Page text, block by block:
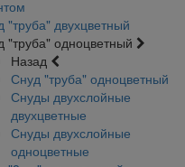
"труба" двухцветный
"труба" одноцветный
Назад
Снуд "труба" одноцветный
Снуды двухслойные
двухцветные
Снуды двухслойные
одноцветные